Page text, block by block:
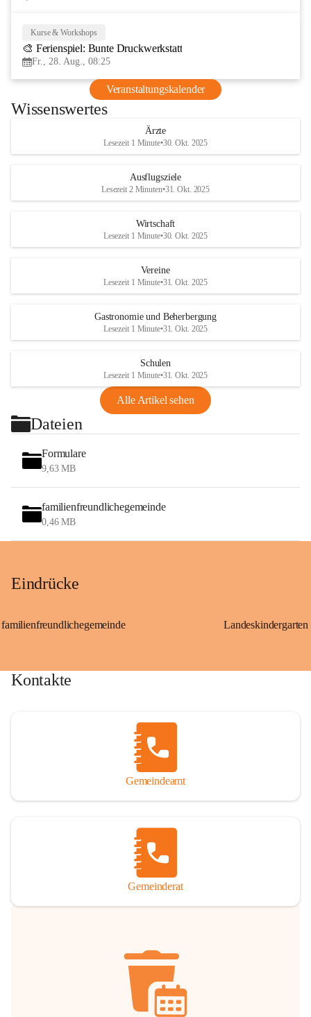
Kurse & Workshops
🎨 Ferienspiel: Bunte Druckwerkstatt
Fr., 28. Aug., 08:25
Veranstaltungskalender
Wissenswertes
Ärzte
Lesezeit 1 Minute•30. Okt. 2025
Ausflugsziele
Lesezeit 2 Minuten•31. Okt. 2025
Wirtschaft
Lesezeit 1 Minute•30. Okt. 2025
Vereine
Lesezeit 1 Minute•31. Okt. 2025
Gastronomie und Beherbergung
Lesezeit 1 Minute•31. Okt. 2025
Schulen
Lesezeit 1 Minute•31. Okt. 2025
Alle Artikel sehen
Dateien
Formulare
9,63 MB
familienfreundlichegemeinde
0,46 MB
Eindrücke
familienfreundlichegemeinde
Kontakte
Gemeindeamt
Gemeinderat